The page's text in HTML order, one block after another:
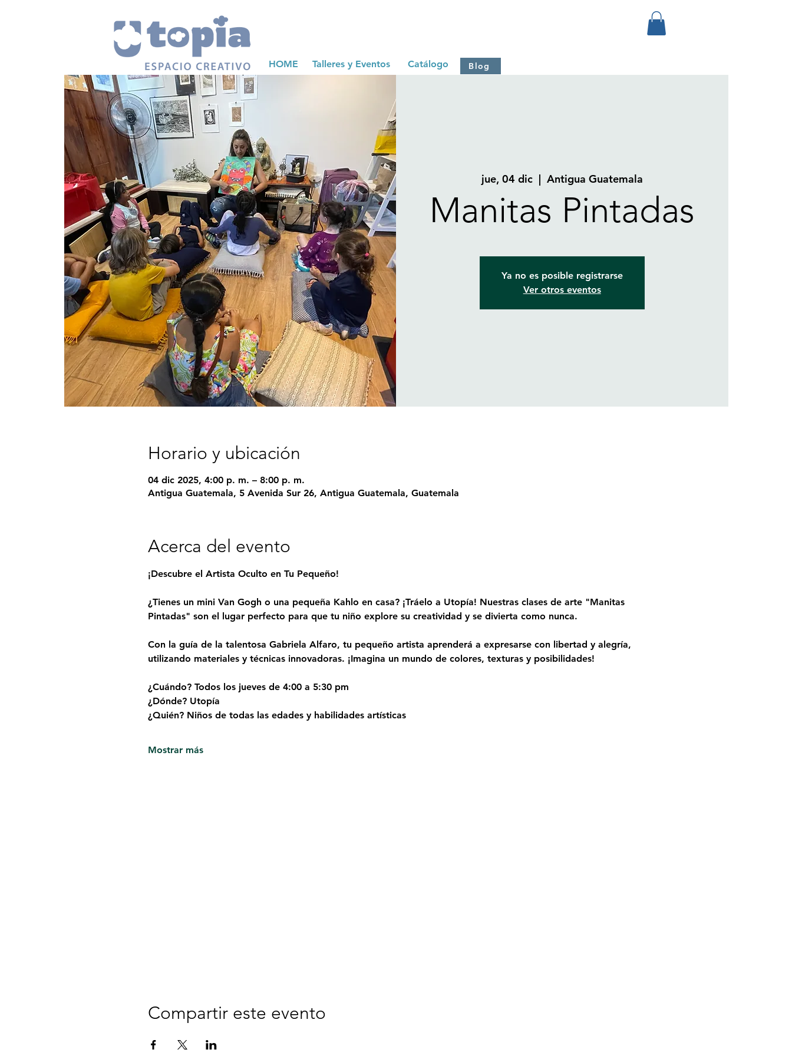
HOME Talleres y Eventos Catálogo Blog
jue, 04 dic
  |
Antigua Guatemala
Manitas Pintadas
Ya no es posible registrarse
Ver otros eventos
Horario y ubicación
04 dic 2025, 4:00 p. m. – 8:00 p. m.
Antigua Guatemala, 5 Avenida Sur 26, Antigua Guatemala, Guatemala
Acerca del evento
¡Descubre el Artista Oculto en Tu Pequeño!
¿Tienes un mini Van Gogh o una pequeña Kahlo en casa? ¡Tráelo a Utopía! Nuestras clases de arte "Manitas
Pintadas" son el lugar perfecto para que tu niño explore su creatividad y se divierta como nunca.
Con la guía de la talentosa Gabriela Alfaro, tu pequeño artista aprenderá a expresarse con libertad y alegría,
utilizando materiales y técnicas innovadoras. ¡Imagina un mundo de colores, texturas y posibilidades!
¿Cuándo? Todos los jueves de 4:00 a 5:30 pm
¿Dónde? Utopía
¿Quién? Niños de todas las edades y habilidades artísticas
Mostrar más
Compartir este evento